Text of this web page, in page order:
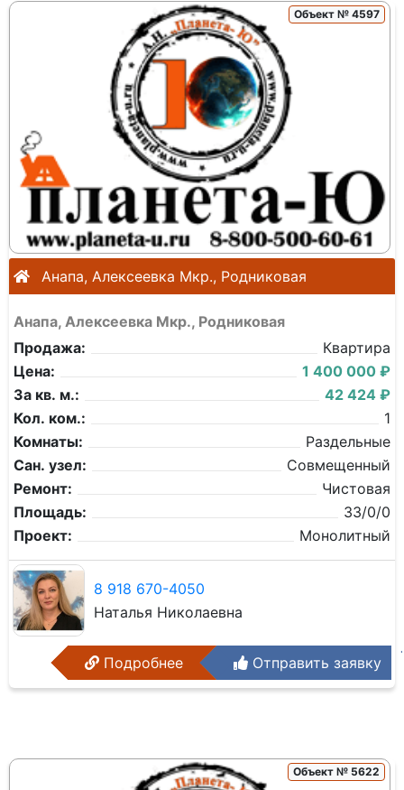
Объект № 4597
Анапа, Алексеевка Мкр., Родниковая
Анапа, Алексеевка Мкр., Родниковая
Продажа:
Квартира
Цена:
1 400 000 ₽
За кв. м.:
42 424 ₽
Кол. ком.:
1
Комнаты:
Раздельные
Сан. узел:
Совмещенный
Ремонт:
Чистовая
Площадь:
33/0/0
Проект:
Монолитный
8 918 670-4050
Наталья Николаевна
Подробнее Отправить заявку
Объект № 5622